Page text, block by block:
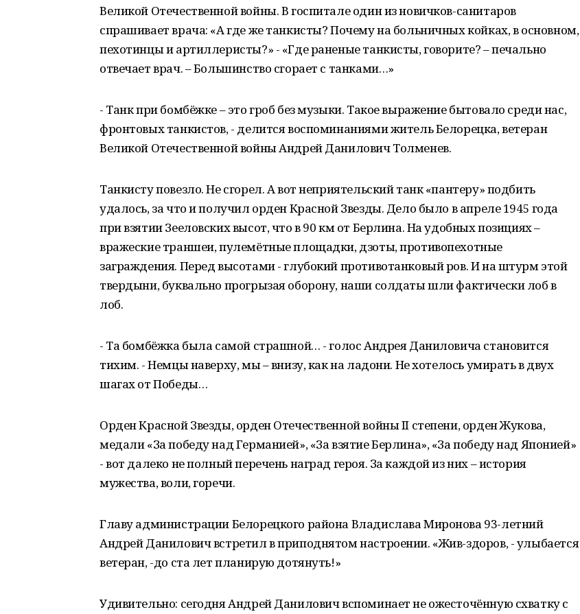
Великой Отечественной войны. В госпитале один из новичков-санитаров
спрашивает врача: «А где же танкисты? Почему на больничных койках, в основном,
пехотинцы и артиллеристы?» - «Где раненые танкисты, говорите? – печально
отвечает врач. – Большинство сгорает с танками…»
- Танк при бомбёжке – это гроб без музыки. Такое выражение бытовало среди нас,
фронтовых танкистов, - делится воспоминаниями житель Белорецка, ветеран
Великой Отечественной войны Андрей Данилович Толменев.
Танкисту повезло. Не сгорел. А вот неприятельский танк «пантеру» подбить
удалось, за что и получил орден Красной Звезды. Дело было в апреле 1945 года
при взятии Зееловских высот, что в 90 км от Берлина. На удобных позициях –
вражеские траншеи, пулемётные площадки, дзоты, противопехотные
заграждения. Перед высотами - глубокий противотанковый ров. И на штурм этой
твердыни, буквально прогрызая оборону, наши солдаты шли фактически лоб в
лоб.
- Та бомбёжка была самой страшной… - голос Андрея Даниловича становится
тихим. - Немцы наверху, мы – внизу, как на ладони. Не хотелось умирать в двух
шагах от Победы…
Орден Красной Звезды, орден Отечественной войны II степени, орден Жукова,
медали «За победу над Германией», «За взятие Берлина», «За победу над Японией»
- вот далеко не полный перечень наград героя. За каждой из них – история
мужества, воли, горечи.
Главу администрации Белорецкого района Владислава Миронова 93-летний
Андрей Данилович встретил в приподнятом настроении. «Жив-здоров, - улыбается
ветеран, -до ста лет планирую дотянуть!»
Удивительно: сегодня Андрей Данилович вспоминает не ожесточённую схватку с